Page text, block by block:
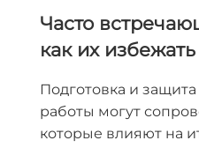
Часто
как их избежать
Подготовка и
работы могут
которые влияют на